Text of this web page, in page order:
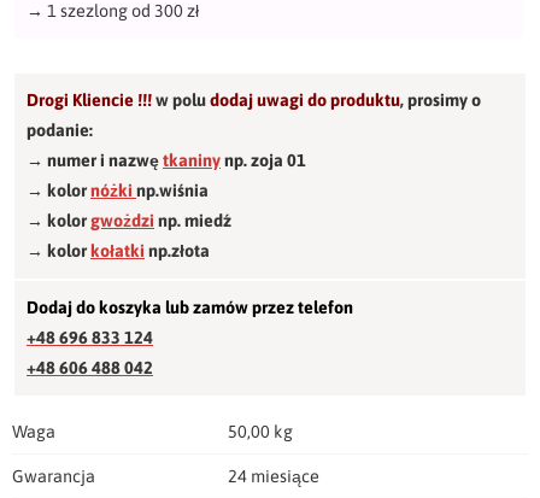
→ 1 szezlong od 300 zł
Drogi Kliencie !!!w poludodaj uwagi do produktu,prosimy o
podanie:
→ numer i nazwętkaninynp. zoja 01
→ kolornóżki np.wiśnia
→ kolorgwożdzi np. miedź
→ kolorkołatki np.złota
Dodaj do koszyka lub zamów przez telefon
+48 696 833 124
+48 606 488 042
Waga 50,00 kg
Gwarancja 24 miesiące